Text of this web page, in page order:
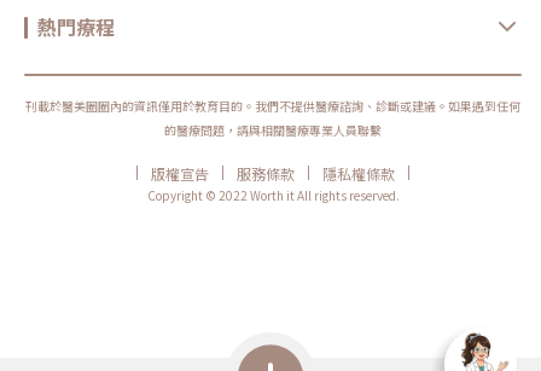
熱門療程
刊載於醫美圈圈內的資訊僅用於教育目的。我們不提供醫療諮詢、診斷或建議。如果遇到任何
的醫療問題，請與相關醫療專業人員聯繫
| 版權宣告 | 服務條款 | 隱私權條款
|
Copyright © 2022 Worth it All rights reserved.